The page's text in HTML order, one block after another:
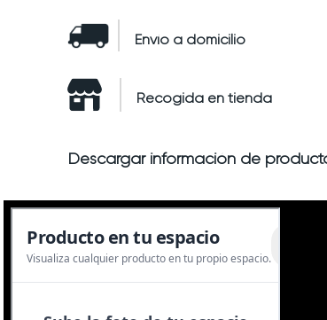
Envío a domicilio
Recogida en tienda
Descargar información de